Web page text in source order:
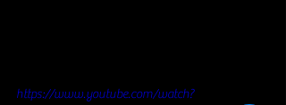
https://www.youtube.com/watch?